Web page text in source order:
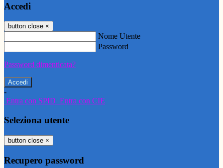
Accedi
button close ×
Nome Utente
Password
Password dimenticata?
-
Entra con SPID Entra con CIE
Seleziona utente
button close ×
Recupero password